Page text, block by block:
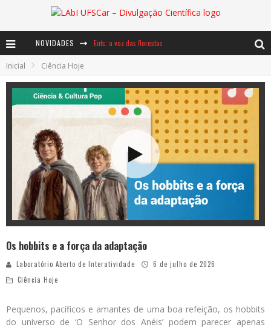
NOVIDADES Ents: a voz das florestas
Baú de Histórias - A jamais imaginada aventura com os moinhos de vento
Inicial Ciência Hoje
Os hobbits e a força da adaptação
Laboratório Aberto de Interatividade
6 de julho de 2026
Ciência Hoje
Pequenos, pacíficos e amantes de uma boa refeição, os hobbits
do universo de ‘O Senhor dos Anéis’ podem parecer apenas